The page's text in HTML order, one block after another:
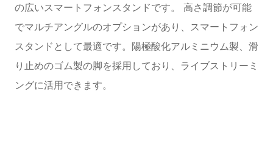
の広いスマートフォンスタンドです。 高さ調節が可能
でマルチアングルのオプションがあり、スマートフォン
スタンドとして最適です。陽極酸化アルミニウム製、滑
り止めのゴム製の脚を採用しており、ライブストリーミ
ングに活用できます。